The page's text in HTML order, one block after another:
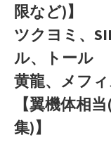
限など)】
ツクヨミ、
ル、トール
黄龍、メフ
【翼機体相
集)】